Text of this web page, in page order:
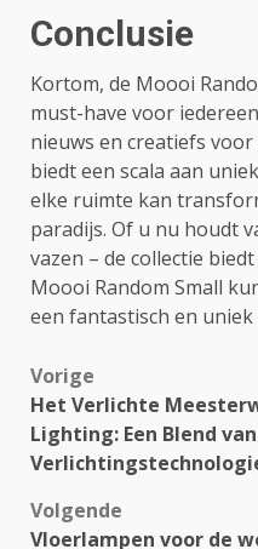
Conclusie
Kortom, de Moooi
must-have voor
nieuws en creatiefs
biedt een scala aan
elke ruimte kan
paradijs. Of u nu houdt
vazen – de collectie
Moooi Random Small
een fantastisch en
Bericht
navigatie
Vorige
Het Verlichte
Lighting: Een Blend
Volgende
Vloerlampen voor de